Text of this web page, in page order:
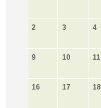
2 3 4
9 10 11
16 17 18